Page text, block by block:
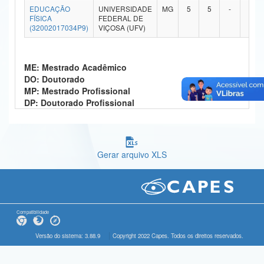
Ministério da Ciência, Tecnologia, Inovações e Comunicações
Ministério do Meio Ambiente
Ministério do Desenvolvimento Regional
Controladoria-Geral da União
Gabinete de Segurança Institucional
Advocacia-Geral da União
EDUCAÇÃO
FÍSICA
(32002017034P9)
UNIVERSIDADE
FEDERAL DE
VIÇOSA (UFV)
MG 5 5 -
ME: Mestrado Acadêmico
DO: Doutorado
MP: Mestrado Profissional
DP: Doutorado Profissional
Gerar arquivo XLS
Compatibilidade
Versão do sistema: 3.88.9 Copyright 2022 Capes. Todos os direitos reservados.